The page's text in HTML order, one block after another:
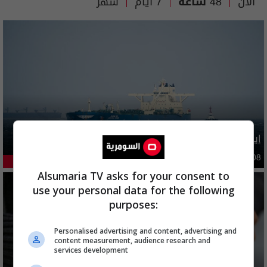
إيران تطرح 6 شروط مقابل فتح هرمز بينها تتعلق بالعراق
36.85% 09:47 | 2026-08-08
Alsumaria TV asks for your consent to
use your personal data for the following
purposes:
Personalised advertising and content, advertising and
content measurement, audience research and
services development